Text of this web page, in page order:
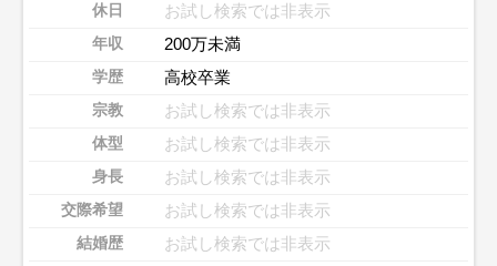
休日 お試し検索では非表示
年収 200万未満
学歴 高校卒業
宗教 お試し検索では非表示
体型 お試し検索では非表示
身長 お試し検索では非表示
交際希望 お試し検索では非表示
結婚歴 お試し検索では非表示